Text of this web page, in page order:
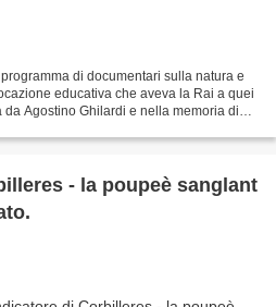
di documentari sulla natura e
educativa che aveva la Rai a quei
Agostino Ghilardi e nella memoria di
- la poupeè sanglant